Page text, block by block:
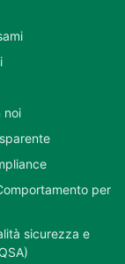
noi
per
sicurezza e